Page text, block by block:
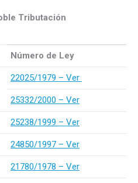
Tributación
Número de Ley
22025/1979 – Ver
25332/2000 – Ver
25238/1999 – Ver
24850/1997 – Ver
21780/1978 – Ver